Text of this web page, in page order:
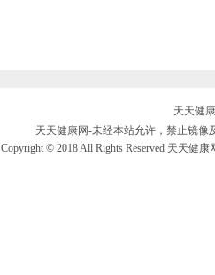
天天健
天天健康网-未经本站允许，禁止镜像
Copyright © 2018 All Rights Reserved 天天健